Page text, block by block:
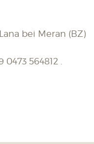
bei Meran (BZ)
0473 564812 .